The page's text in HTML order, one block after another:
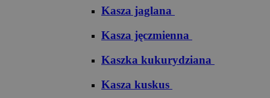
Kasza jaglana
Kasza jęczmienna
Kaszka kukurydziana
Kasza kuskus